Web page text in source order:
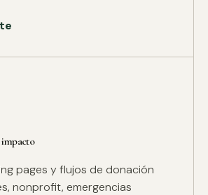
pages y flujos de donación
nonprofit, emergencias